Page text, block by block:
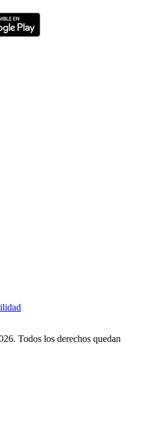
Todos los derechos quedan